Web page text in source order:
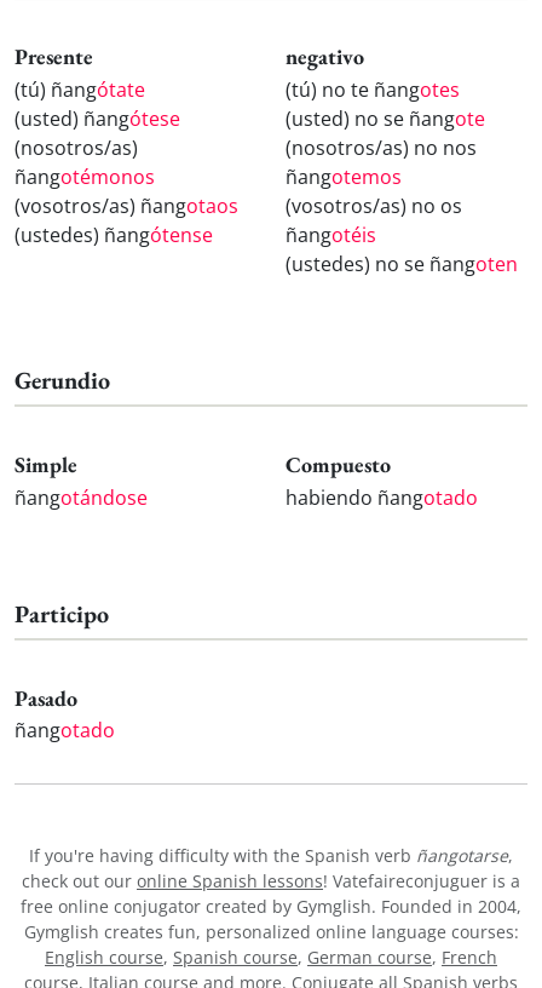
Presente
(tú) ñangótate
(usted) ñangótese
(nosotros/as)
ñangotémonos
(vosotros/as) ñangotaos
(ustedes) ñangótense
negativo
(tú) no te ñangotes
(usted) no se ñangote
(nosotros/as) no nos
ñangotemos
(vosotros/as) no os
ñangotéis
(ustedes) no se ñangoten
Gerundio
Simple
ñangotándose
Compuesto
habiendo ñangotado
Participo
Pasado
ñangotado
If you're having difficulty with the Spanish verb ñangotarse,
check out our online Spanish lessons! Vatefaireconjuguer is a
free online conjugator created by Gymglish. Founded in 2004,
Gymglish creates fun, personalized online language courses:
English course, Spanish course, German course, French
course, Italian course and more. Conjugate all Spanish verbs